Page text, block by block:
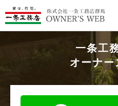
一条工
オーナー